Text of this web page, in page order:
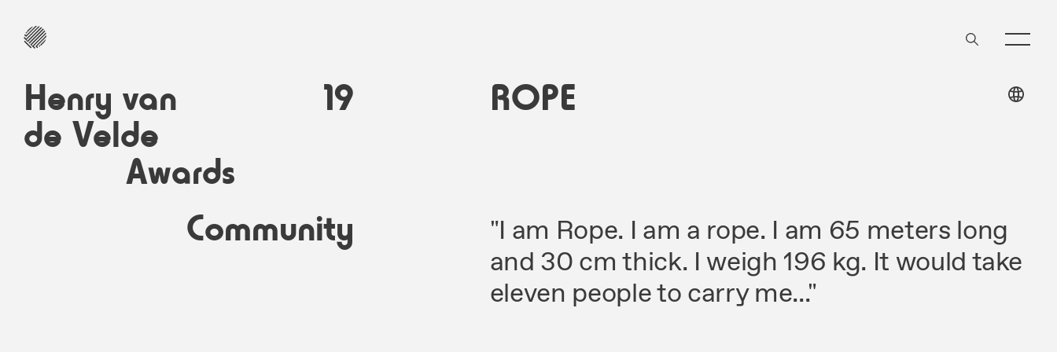
Henry van
de Velde
19
Awards
Community
ROPE
"I am Rope. I am a rope. I am 65 meters long
and 30 cm thick. I weigh 196 kg. It would take
eleven people to carry me..."